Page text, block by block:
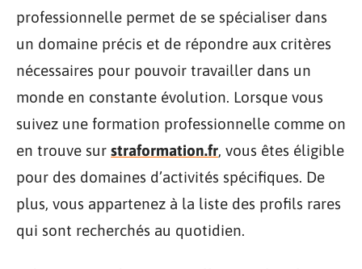
professionnelle permet de se spécialiser dans
un domaine précis et de répondre aux critères
nécessaires pour pouvoir travailler dans un
monde en constante évolution. Lorsque vous
suivez une formation professionnelle comme on
en trouve sur straformation.fr, vous êtes éligible
pour des domaines d’activités spécifiques. De
plus, vous appartenez à la liste des profils rares
qui sont recherchés au quotidien.